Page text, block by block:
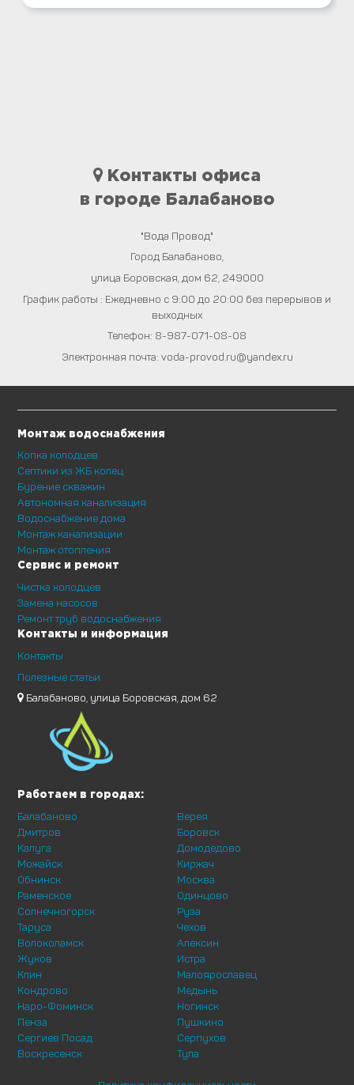
Контакты офиса
в городе Балабаново
"Вода Провод"
Город Балабаново,
улица Боровская, дом 62 249000
График работы : Ежедневно с 9:00 до 20:00 без перерывов и
выходных
Телефон: 8-987-071-08-08
Электронная почта: voda-provod.ru@yandex.ru
Монтаж водоснабжения
Копка колодцев
Септики из ЖБ колец
Бурение скважин
Автономная канализация
Водоснабжение дома
Монтаж канализации
Монтаж отопления
Сервис и ремонт
Чистка колодцев
Замена насосов
Ремонт труб водоснабжения
Контакты и информация
Контакты
Полезные статьи
Балабаново, улица Боровская, дом 62
Работаем в городах:
Балабаново
Дмитров
Калуга
Можайск
Обнинск
Раменское
Солнечногорск
Таруса
Верея
Боровск
Домодедово
Киржач
Москва
Одинцово
Руза
Чехов
Волоколамск
Жуков
Клин
Кондрово
Наро-Фоминск
Пенза
Сергиев Посад
Воскресенск
Алексин
Истра
Малоярославец
Медынь
Ногинск
Пушкино
Серпухов
Тула